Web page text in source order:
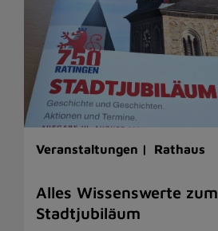
Veranstaltungen | Rathaus
Alles Wissenswerte zum
Stadtjubiläum